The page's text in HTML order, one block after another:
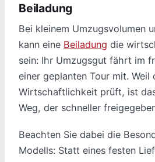
Beiladung
Bei kleinem Umzugsvolumen
kann eine Beiladung die
sein: Ihr Umzugsgut fährt im
einer geplanten Tour mit. Weil
Wirtschaftlichkeit prüft, ist
Weg, der schneller
Beachten Sie dabei die
Modells: Statt eines festen